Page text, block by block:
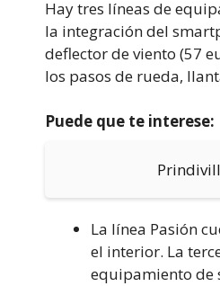
Hay tres líneas de
la integración del
deflector de viento (57
los pasos de rueda,
Puede que te interese:
La línea Pasión
el interior. La
equipamiento de